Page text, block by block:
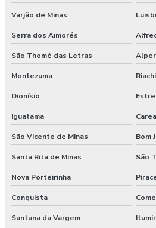
Varjão de Minas
Serra dos Aimorés
São Thomé das Letras
Montezuma
Dionísio
Iguatama
São Vicente de Minas Bom
Santa Rita de Minas São
Nova Porteirinha
Conquista
Santana da Vargem